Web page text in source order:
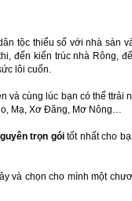
tộc thiểu số với nhà sàn
đến kiến trúc nhà Rông,
lôi cuốn.
và cùng lúc bạn có thể ttrải
Mạ, Xơ Đăng, Mơ Nông…
trọn góitốt nhất cho
và chọn cho mình một